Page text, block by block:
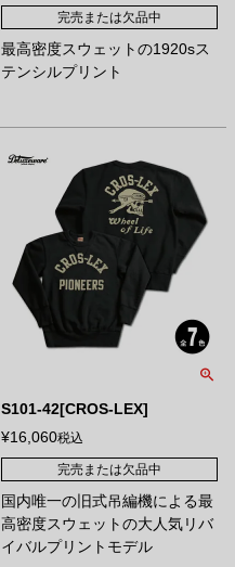
完売または欠品中
最高密度スウェットの1920sス
テンシルプリント
S101-42[CROS-LEX]
¥16,060税込
完売または欠品中
国内唯一の旧式吊編機による最
高密度スウェットの大人気リバ
イバルプリントモデル